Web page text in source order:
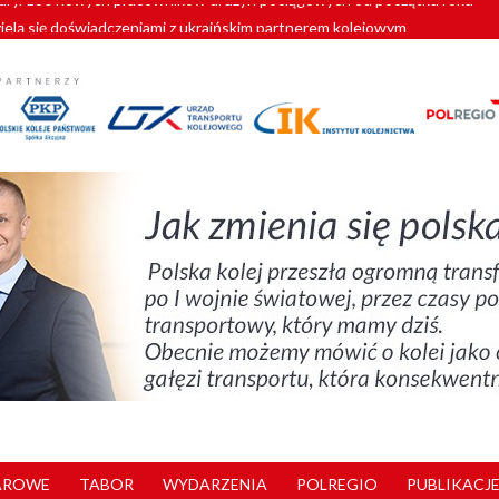
się doświadczeniami z ukraińskim partnerem kolejowym
Vectrony na 230 km/h
pociągi od PESA. Sześć nowoczesnych ELF-ów wyjedzie na tory w
180 nowych pracowników drużyn pociągowych od początku roku
TABOR WYDARZENIA POLREGIO